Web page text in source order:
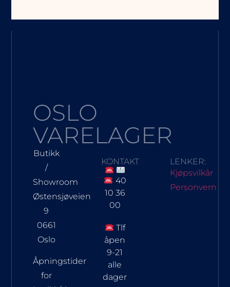
OSLO
VARELAGER
Butikk
/
Showroom
Østensjøveien
9
0661
Oslo
Åpningstider
for
KONTAKT
40
10 36
00
Tlf
åpen
9-21
alle
dager
LENKER:
Kjøpsvilkår
Personvern